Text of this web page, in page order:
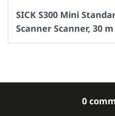
SICK S300 Mini
Scanner Scanner, 30
0